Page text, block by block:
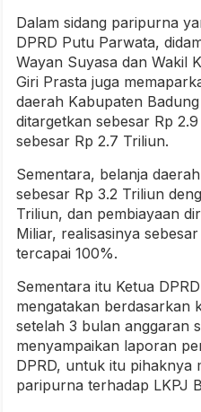
Dalam sidang paripurna
DPRD Putu Parwata,
Wayan Suyasa dan Wakil
Giri Prasta juga
daerah Kabupaten
ditargetkan sebesar Rp
sebesar Rp 2.7 Triliun.
Sementara, belanja
sebesar Rp 3.2 Triliun
Triliun, dan pembiayaan
Miliar, realisasinya
tercapai 100%.
Sementara itu Ketua
mengatakan berdasarkan
setelah 3 bulan anggaran
menyampaikan laporan
DPRD, untuk itu pihaknya
paripurna terhadap LKPJ